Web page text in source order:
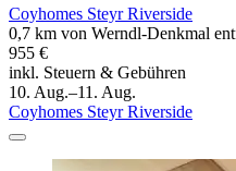
Coyhomes Steyr Riverside
0,7 km von Werndl-Denkmal
955 €
inkl. Steuern & Gebühren
10. Aug.–11. Aug.
Coyhomes Steyr Riverside